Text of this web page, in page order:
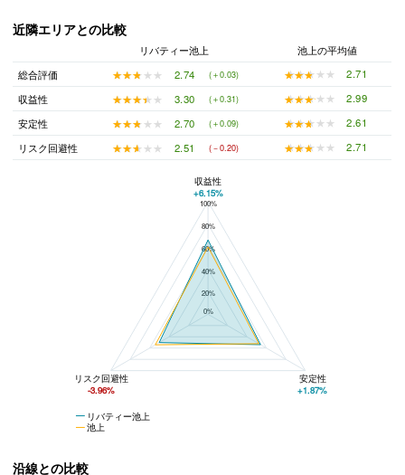
近隣エリアとの比較
リバティー池上
池上の平均値
総合評価
★★★★★
★★★★★ 2.74 (＋0.03) ★★★★★
★★★★★
2.71
収益性
★★★★★
★★★★★ 3.30 (＋0.31) ★★★★★
★★★★★
2.99
安定性
★★★★★
★★★★★ 2.70 (＋0.09) ★★★★★
★★★★★
2.61
リスク回避性
★★★★★
★★★★★ 2.51 (－0.20) ★★★★★
★★★★★ 2.71
リバティー池上と池上の平均値の総合評価の比較
100%
80%
60%
40%
20%
0%
リバティー池上
池上
収益性
+6.15%
リスク回避性
-3.96%
安定性
+1.87%
沿線との比較